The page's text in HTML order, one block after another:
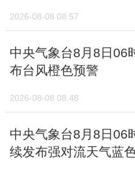
2026-08-08 08:48
中央气象台8月8日06
续发布强对流天气蓝色
2026-08-08 08:46
台风“白海豚”靠近浙闽
风雨渐起 中东部多地